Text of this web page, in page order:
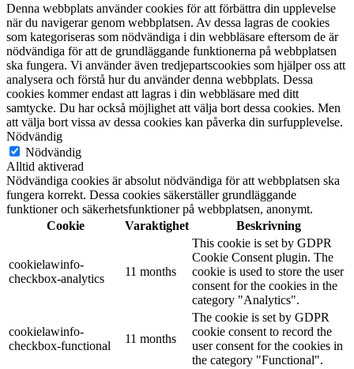
Denna webbplats använder cookies för att förbättra din upplevelse
när du navigerar genom webbplatsen. Av dessa lagras de cookies
som kategoriseras som nödvändiga i din webbläsare eftersom de är
nödvändiga för att de grundläggande funktionerna på webbplatsen
ska fungera. Vi använder även tredjepartscookies som hjälper oss att
analysera och förstå hur du använder denna webbplats. Dessa
cookies kommer endast att lagras i din webbläsare med ditt
samtycke. Du har också möjlighet att välja bort dessa cookies. Men
att välja bort vissa av dessa cookies kan påverka din surfupplevelse.
Nödvändig
Nödvändig
Alltid aktiverad
Nödvändiga cookies är absolut nödvändiga för att webbplatsen ska
fungera korrekt. Dessa cookies säkerställer grundläggande
funktioner och säkerhetsfunktioner på webbplatsen, anonymt.
Cookie
Varaktighet Beskrivning
cookielawinfo-
checkbox-analytics
11 months
This cookie is set by GDPR
Cookie Consent plugin. The
cookie is used to store the user
consent for the cookies in the
category "Analytics".
cookielawinfo-
checkbox-functional
11 months
The cookie is set by GDPR
cookie consent to record the
user consent for the cookies in
the category "Functional".